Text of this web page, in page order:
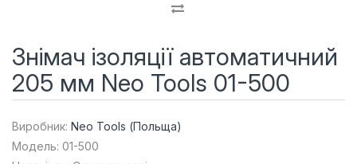
Знімач ізоляції автоматичний
205 мм Neo Tools 01-500
Виробник: Neo Tools (Польща)
Модель: 01-500